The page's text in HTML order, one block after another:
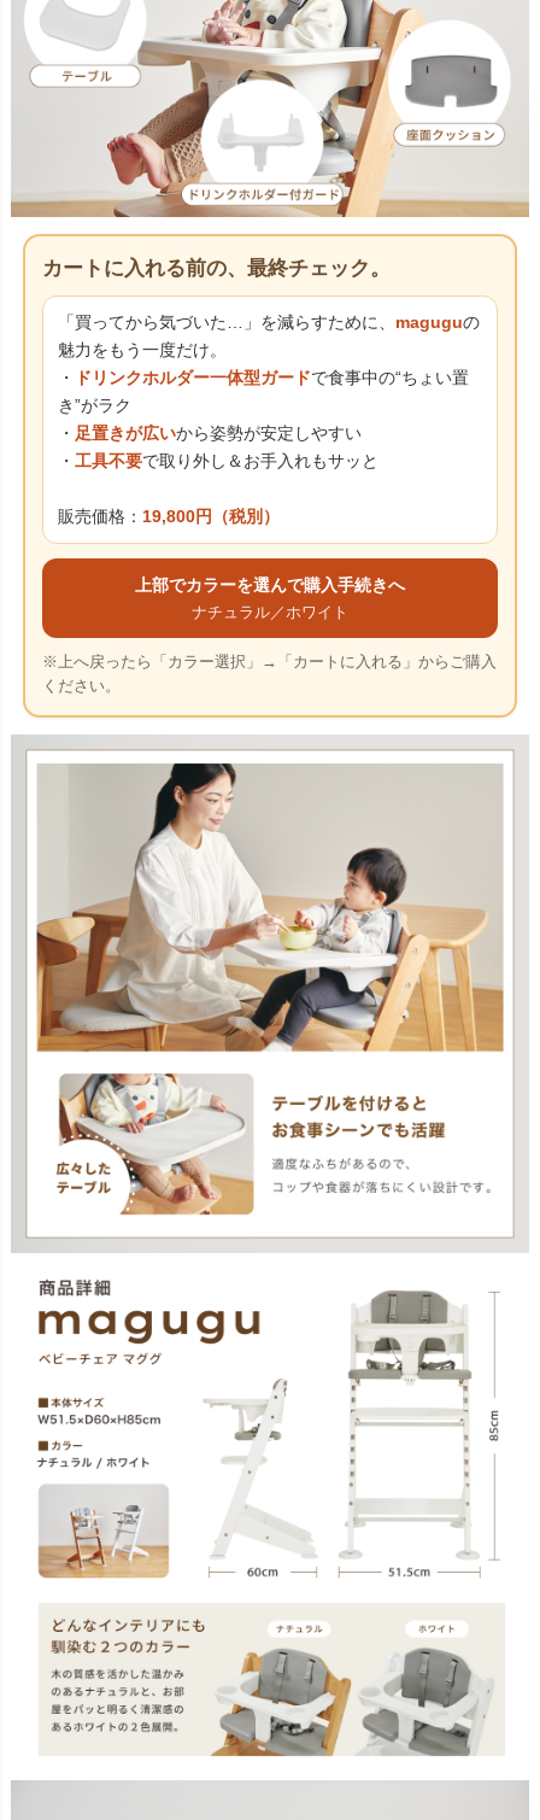
カートに入れる前の、最終チェック。
「買ってから気づいた…」を減らすために、 maguguの
魅力をもう一度だけ。
・
ドリンクホルダー一体型ガードで食事中の“ちょい置
き”がラク
・ 足置きが広いから姿勢が安定しやすい
・ 工具不要で取り外し＆お手入れもサッと
販売価格： 19,800円（税別）
上部でカラーを選んで購入手続きへ
ナチュラル／ホワイト
※上へ戻ったら「カラー選択」→「カートに入れる」からご購入
ください。